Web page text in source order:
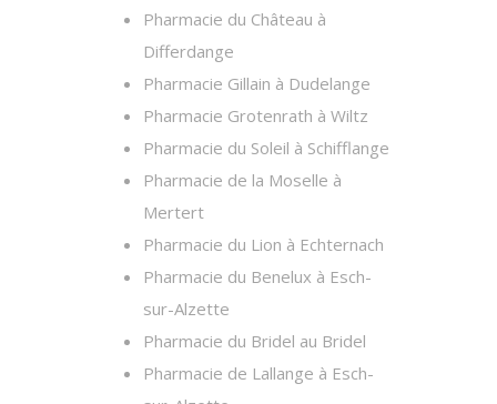
Pharmacie du Château à
Differdange
Pharmacie Gillain à Dudelange
Pharmacie Grotenrath à Wiltz
Pharmacie du Soleil à Schifflange
Pharmacie de la Moselle à
Mertert
Pharmacie du Lion à Echternach
Pharmacie du Benelux à Esch-
sur-Alzette
Pharmacie du Bridel au Bridel
Pharmacie de Lallange à Esch-